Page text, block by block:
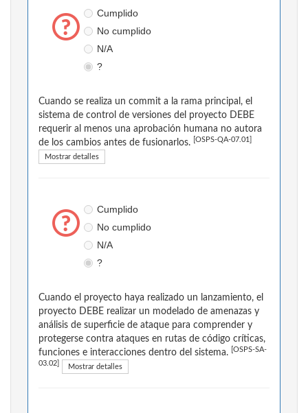
Cumplido
No cumplido
N/A
?
Cuando se realiza un commit a la rama principal, el
sistema de control de versiones del proyecto DEBE
requerir al menos una aprobación humana no autora
de los cambios antes de fusionarlos.
[OSPS-QA-07.01]
Mostrar detalles
Cumplido
No cumplido
N/A
?
Cuando el proyecto haya realizado un lanzamiento, el
proyecto DEBE realizar un modelado de amenazas y
análisis de superficie de ataque para comprender y
protegerse contra ataques en rutas de código críticas,
funciones e interacciones dentro del sistema.
[OSPS-SA-
03.02] Mostrar detalles